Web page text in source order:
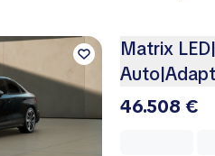
Matrix
46.508 €